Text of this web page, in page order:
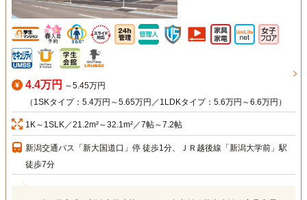
4.4万円 ～5.45万円
（1SKタイプ：5.4万円～5.65万円／1LDKタイプ：5.6万円～6.6万円）
1K～1SLK／21.2m²～32.1m²／7帖～7.2帖
新潟交通バス「新大国道口」停 徒歩1分、ＪＲ越後線「新潟大学前」駅
徒歩7分